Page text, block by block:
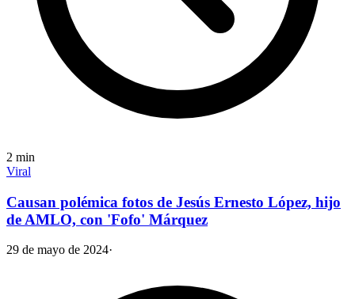
2 min
Viral
Causan polémica fotos de Jesús Ernesto López, hijo
de AMLO, con 'Fofo' Márquez
29 de mayo de 2024·